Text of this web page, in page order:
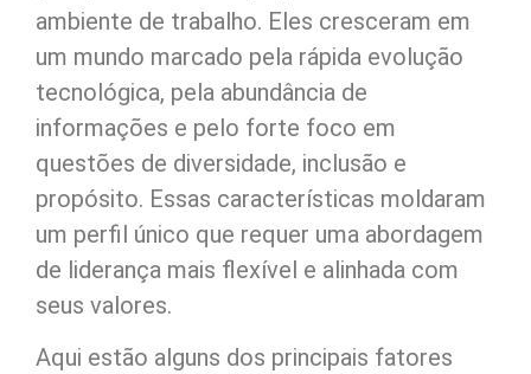
ambiente de trabalho. Eles cresceram em
um mundo marcado pela rápida evolução
tecnológica, pela abundância de
informações e pelo forte foco em
questões de diversidade, inclusão e
propósito. Essas características moldaram
um perfil único que requer uma abordagem
de liderança mais flexível e alinhada com
seus valores.
Aqui estão alguns dos principais fatores